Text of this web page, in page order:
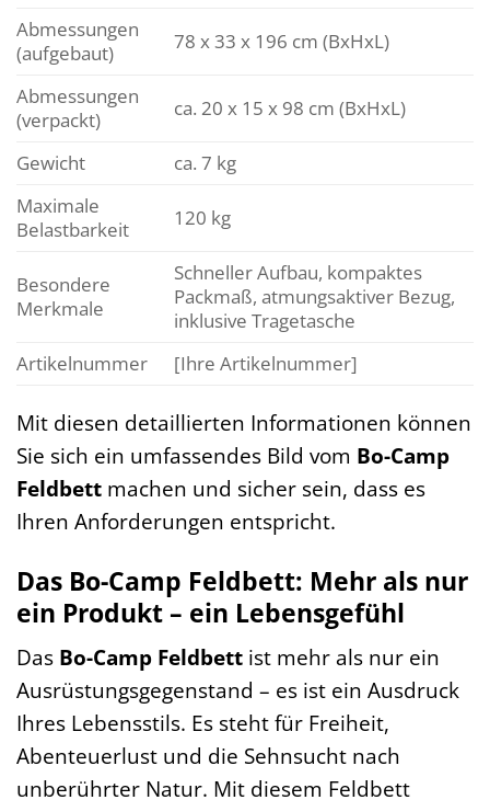
Abmessungen
(aufgebaut)
78 x 33 x 196 cm (BxHxL)
Abmessungen
(verpackt)
ca. 20 x 15 x 98 cm (BxHxL)
Gewicht
ca. 7 kg
Maximale
Belastbarkeit
120 kg
Besondere
Merkmale
Schneller Aufbau, kompaktes
Packmaß, atmungsaktiver Bezug,
inklusive Tragetasche
Artikelnummer
[Ihre Artikelnummer]
Mit diesen detaillierten Informationen können
Sie sich ein umfassendes Bild vom Bo-Camp
Feldbett machen und sicher sein, dass es
Ihren Anforderungen entspricht.
Das Bo-Camp Feldbett: Mehr als nur
ein Produkt – ein Lebensgefühl
Das Bo-Camp Feldbett ist mehr als nur ein
Ausrüstungsgegenstand – es ist ein Ausdruck
Ihres Lebensstils. Es steht für Freiheit,
Abenteuerlust und die Sehnsucht nach
unberührter Natur. Mit diesem Feldbett